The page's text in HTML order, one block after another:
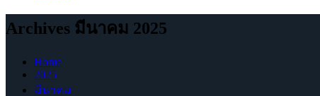
Archives มีนาคม 2025
Home
2025
มีนาคม